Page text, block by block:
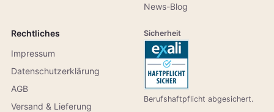
News-Blog
Rechtliches
Impressum
Datenschutzerklärung
AGB
Versand & Lieferung
Sicherheit
Berufshaftpflicht abgesichert.